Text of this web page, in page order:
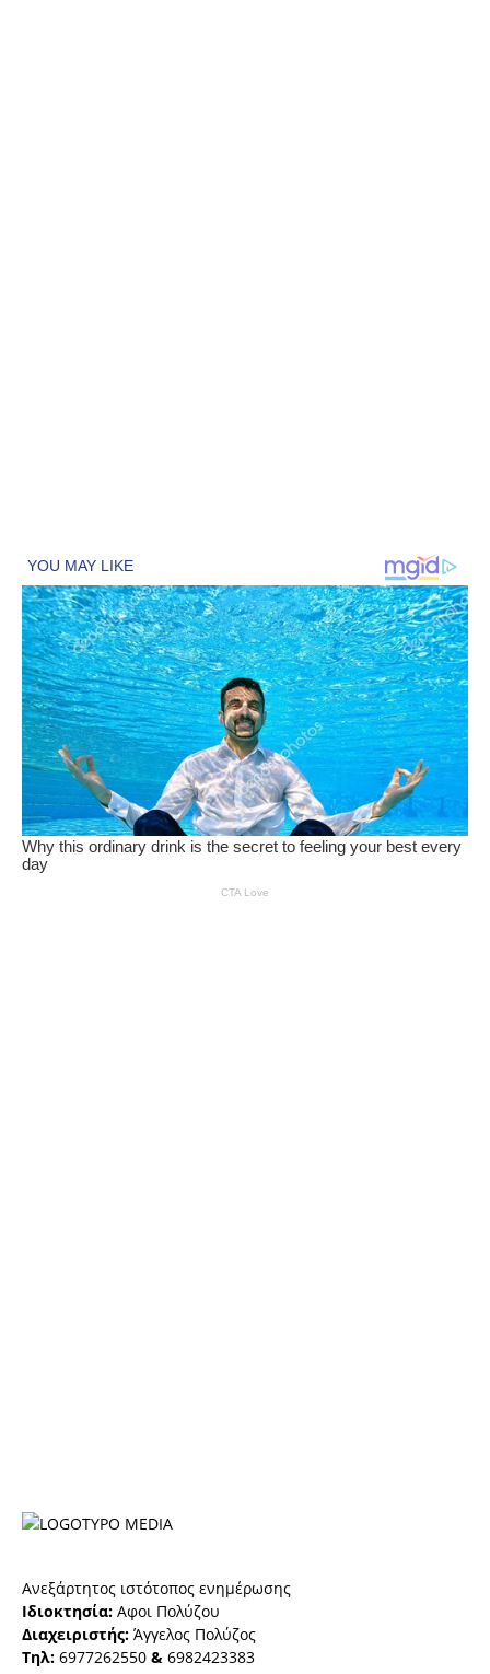
Ανεξάρτητος ιστότοπος ενημέρωσης
Ιδιοκτησία: Αφοι Πολύζου
Διαχειριστής: Άγγελος Πολύζος
Τηλ: 6977262550 & 6982423383